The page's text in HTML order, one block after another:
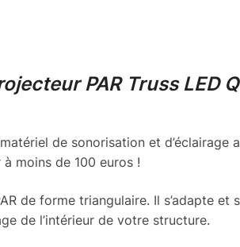
PAR Truss LED
de sonorisation et
moins de 100 euros !
de forme triangulaire. Il s’adapte et
de l’intérieur de votre structure.